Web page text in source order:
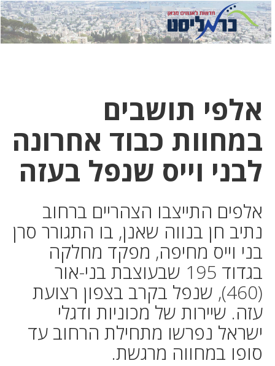
לחץ
כאן
לחץ
כדי
אלפי תושבים
במחוות כבוד אחרונה
לבני וייס שנפל בעזה
אלפים התייצבו הצהריים ברחוב
נתיב חן בנווה שאנן, בו התגורר סרן
בני וייס מחיפה, מפקד מחלקה
בגדוד 195 שבעוצבת בני-אור
(460), שנפל בקרב בצפון רצועת
עזה. שיירות של מכוניות ודגלי
ישראל נפרשו מתחילת הרחוב עד
סופו במחווה מרגשת.